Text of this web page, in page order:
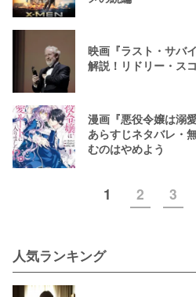
映画『ラスト・サバ
解説！リドリー・ス
漫画『悪役令嬢は溺
あらすじネタバレ・
むのはやめよう
1 2 3
人気ランキング